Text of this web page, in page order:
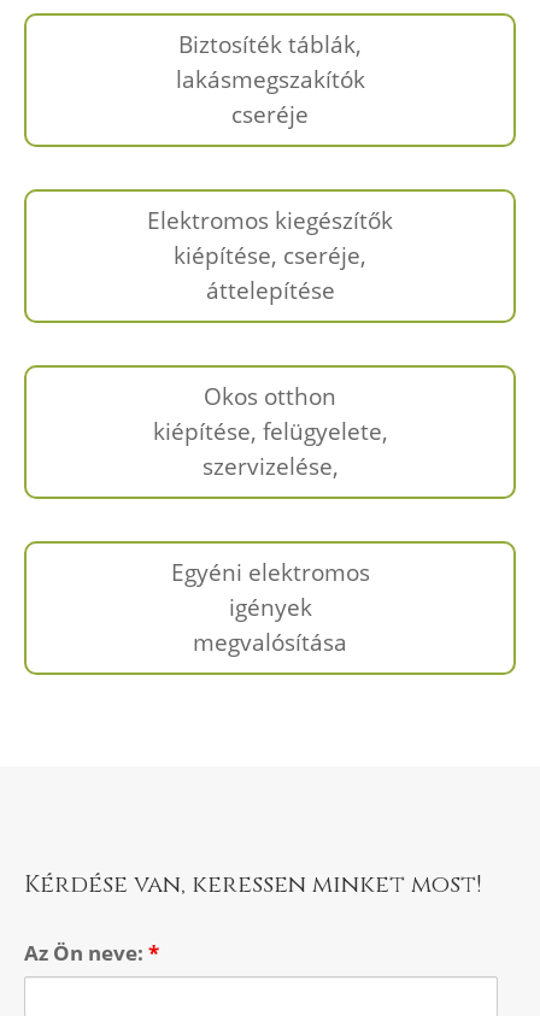
Biztosíték táblák,
lakásmegszakítók
cseréje
Elektromos kiegészítők
kiépítése, cseréje,
áttelepítése
Okos otthon
kiépítése, felügyelete,
szervizelése,
Egyéni elektromos
igények
megvalósítása
Kérdése van, keressen minket most!
Az Ön neve: *